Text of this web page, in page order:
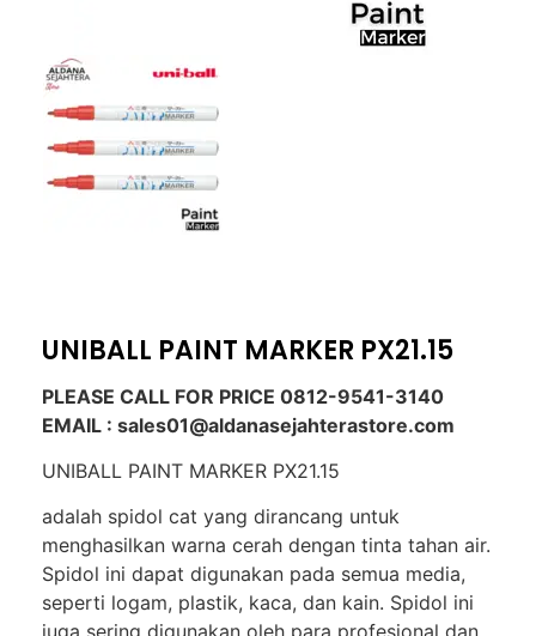
UNIBALL PAINT MARKER PX21.15
PLEASE CALL FOR PRICE 0812-9541-3140
EMAIL : sales01@aldanasejahterastore.com
UNIBALL PAINT MARKER PX21.15
adalah spidol cat yang dirancang untuk
menghasilkan warna cerah dengan tinta tahan air.
Spidol ini dapat digunakan pada semua media,
seperti logam, plastik, kaca, dan kain. Spidol ini